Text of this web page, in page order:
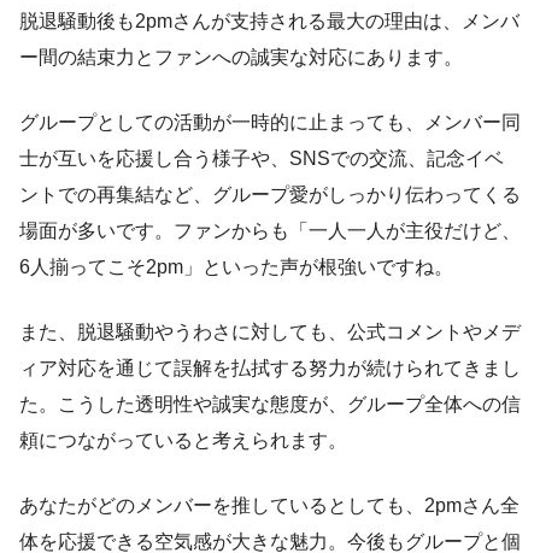
脱退騒動後も2pmさんが支持される最大の理由は、メンバ
ー間の結束力とファンへの誠実な対応にあります。
グループとしての活動が一時的に止まっても、メンバー同
士が互いを応援し合う様子や、SNSでの交流、記念イベ
ントでの再集結など、グループ愛がしっかり伝わってくる
場面が多いです。ファンからも「一人一人が主役だけど、
6人揃ってこそ2pm」といった声が根強いですね。
また、脱退騒動やうわさに対しても、公式コメントやメデ
ィア対応を通じて誤解を払拭する努力が続けられてきまし
た。こうした透明性や誠実な態度が、グループ全体への信
頼につながっていると考えられます。
あなたがどのメンバーを推しているとしても、2pmさん全
体を応援できる空気感が大きな魅力。今後もグループと個